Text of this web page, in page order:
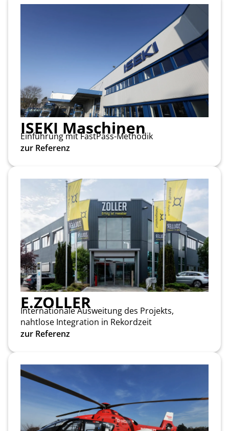
ISEKI Maschinen
Einführung mit FastPass-Methodik
zur Referenz
E.ZOLLER
Internationale Ausweitung des Projekts,
nahtlose Integration in Rekordzeit
zur Referenz